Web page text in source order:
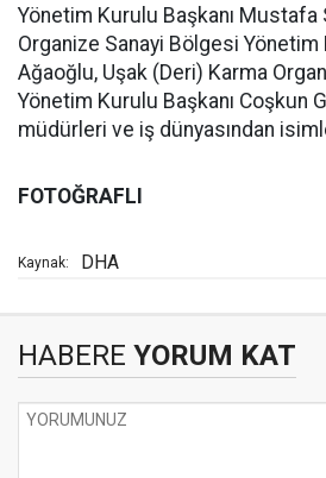
Yönetim Kurulu Başkanı Mustafa
Organize Sanayi Bölgesi Yönetim
Ağaoğlu, Uşak (Deri) Karma
Yönetim Kurulu Başkanı Coşkun
müdürleri ve iş dünyasından
FOTOĞRAFLI
Kaynak: DHA
HABERE YORUM KAT